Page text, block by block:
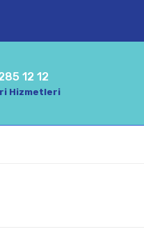
12 12
Hizmetleri